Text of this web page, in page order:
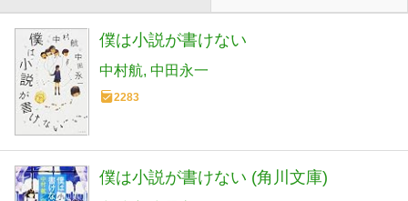
僕は小説が書けない
中村航 中田永一
2283
僕は小説が書けない (角川文庫)